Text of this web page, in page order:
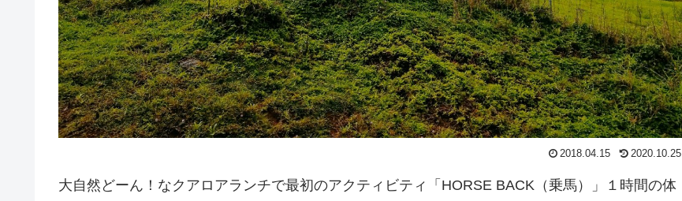
2018.04.15 2020.10.25
大自然どーん！なクアロアランチで最初のアクティビティ「HORSE BACK（乗馬）」１時間の体